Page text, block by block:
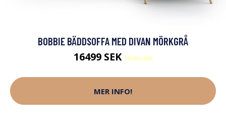
BOBBIE BÄDDSOFFA MED DIVAN MÖRKGRÅ
16499 SEK18499 SEK
MER INFO!